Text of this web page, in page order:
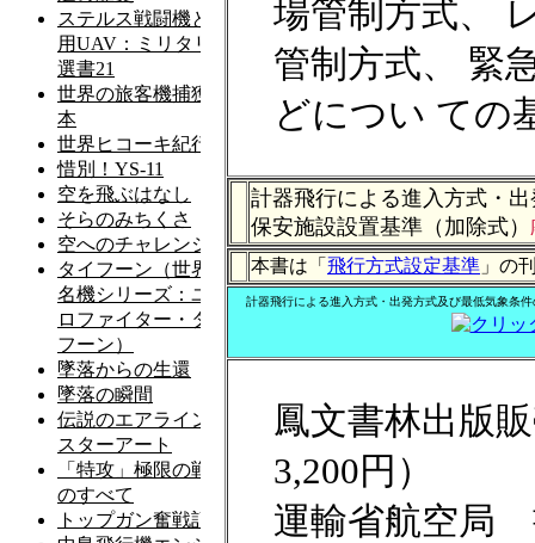
場管制方式、
管制方式、 緊
どについ ての
計器飛行による進入方式・
保安施設設置基準（加除式）
本書は「 飛行方式設定基準 」の
計器飛行による進入方式・出発方式及び最低気象条
鳳文書林出版
3,200円）
運輸省航空局